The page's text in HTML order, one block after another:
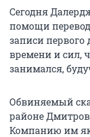
Сегодня
помощи
записи первого
времени и сил,
занимался,
Обвиняемый
районе
Компанию им